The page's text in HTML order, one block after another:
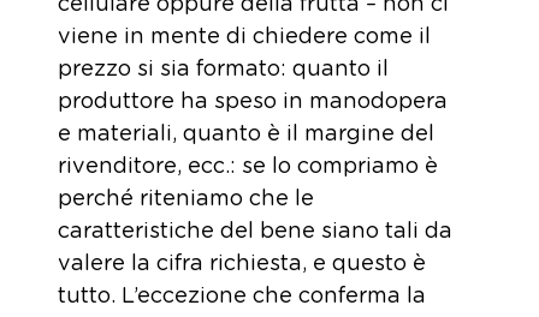
cellulare oppure della frutta – non ci
viene in mente di chiedere come il
prezzo si sia formato: quanto il
produttore ha speso in manodopera
e materiali, quanto è il margine del
rivenditore, ecc.: se lo compriamo è
perché riteniamo che le
caratteristiche del bene siano tali da
valere la cifra richiesta, e questo è
tutto. L’eccezione che conferma la